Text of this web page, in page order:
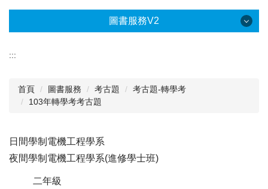
圖書服務V2
閱讀與推廣
:::
首頁 圖書服務 考古題
考古題-轉學考
103年轉學考考古題
日間學制電機工程學系
夜間學制電機工程學系(進修學士班)
二年級